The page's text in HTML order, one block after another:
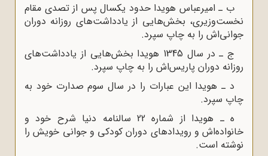
ب ـ امیرعباس هویدا حدود یکسال پس از تصدى مقام
نخست‌وزیرى، بخش‌هایى از یادداشت‌هاى روزانه دوران
جوانى‌اش را به چاپ سپرد.
ج ـ در سال 1345 هویدا بخش‌هایى از یادداشت‌هاى
روزانه دوران پاریس‌اش را به چاپ سپرد.
د ـ هویدا این عبارات را در سال سوم صدارت خود به
چاپ سپرد.
ه ـ هویدا از شماره 22 سالنامه دنیا شرح خود و
خانواده‌اش و رویدادهاى دوران کودکى و جوانى خویش را
نوشته است.